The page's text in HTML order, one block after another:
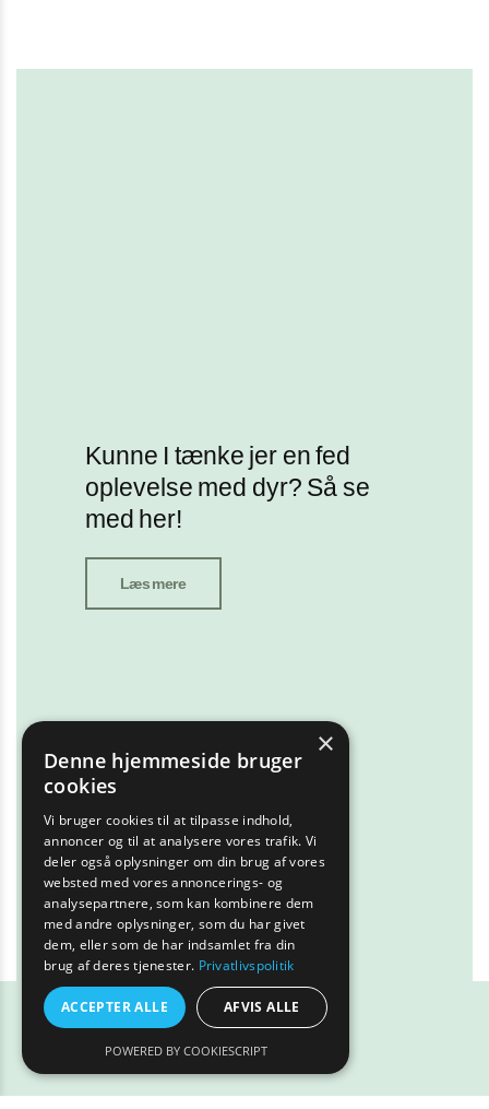
Kunne I tænke jer en fed
oplevelse med dyr? Så se
med her!
Læs mere
×
Denne hjemmeside bruger
cookies
Vi bruger cookies til at tilpasse indhold,
annoncer og til at analysere vores trafik. Vi
deler også oplysninger om din brug af vores
websted med vores annoncerings- og
analysepartnere, som kan kombinere dem
med andre oplysninger, som du har givet
dem, eller som de har indsamlet fra din
brug af deres tjenester. Privatlivspolitik
ACCEPTER ALLE AFVIS ALLE
POWERED BY COOKIESCRIPT